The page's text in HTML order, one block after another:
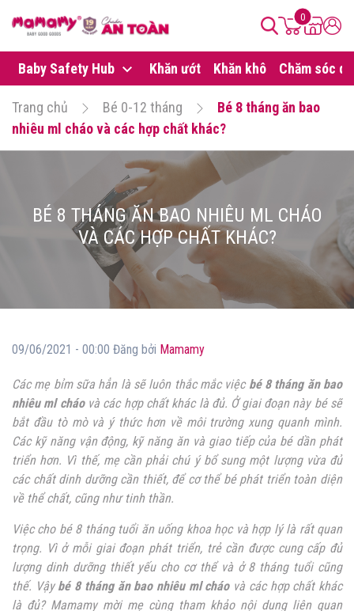
0
Baby Safety Hub Khăn ướt Khăn khô Chăm sóc da
Trang chủ Bé 0-12 tháng
Bé 8 tháng ăn bao
nhiêu ml cháo và các hợp chất khác?
BÉ 8 THÁNG ĂN BAO NHIÊU ML CHÁO
VÀ CÁC HỢP CHẤT KHÁC?
09/06/2021 - 00:00 Đăng bởi Mamamy
Các mẹ bỉm sữa hẳn là sẽ luôn thắc mắc việc bé 8 tháng ăn bao
nhiêu ml cháovà các hợp chất khác là đủ. Ở giai đoạn này bé sẽ
bắt đầu tò mò và ý thức hơn về môi trường xung quanh mình.
Các kỹ năng vận động, kỹ năng ăn và giao tiếp của bé dần phát
triển hơn. Vì thế, mẹ cần phải chú ý bổ sung một lượng vừa đủ
các chất dinh dưỡng cần thiết, để cơ thể bé phát triển toàn diện
về thể chất, cũng như tinh thần.
Việc cho bé 8 tháng tuổi ăn uống khoa học và hợp lý là rất quan
trọng. Vì ở mỗi giai đoạn phát triển, trẻ cần được cung cấp đủ
lượng dinh dưỡng thiết yếu cho cơ thể và ở 8 tháng tuổi cũng
thế. Vậy bé 8 tháng ăn bao nhiêu ml cháovà các hợp chất khác
là đủ? Mamamy mời mẹ cùng tham khảo nội dung liên quan